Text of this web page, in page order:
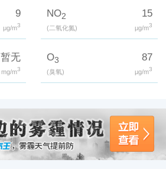
9
μg/m3
NO2
(二氧化氮)
15
μg/m3
暂无
mg/m3
O3
(臭氧)
87
μg/m3